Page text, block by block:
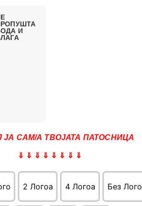
И
ЈА САМ/А ТВОЈАТА ПАТОСНИЦА
⇓ ⇓ ⇓ ⇓ ⇓ ⇓ ⇓ ⇓
2 Логоa 4 Логоa Без Лого